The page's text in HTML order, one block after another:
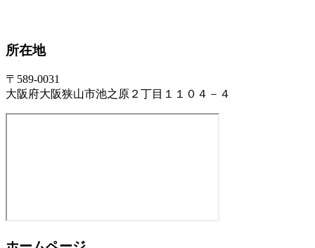
所在地
〒589-0031
大阪府大阪狭山市池之原２丁目１１０４－４